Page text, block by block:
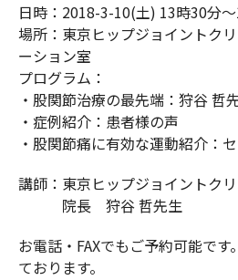
日時：2018-3-10(土) 13時30分
場所：東京ヒップジョイントク
ーション室
プログラム：
・股関節治療の最先端：狩谷 哲
・症例紹介：患者様の声
・股関節痛に有効な運動紹介：
講師：東京ヒップジョイントク
院長 狩谷 哲先生
お電話・FAXでもご予約可能で
ております。